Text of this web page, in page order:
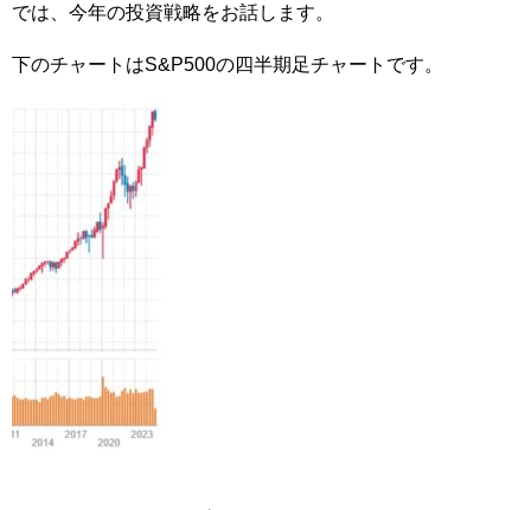
では、今年の投資戦略をお話します。
下のチャートはS&P500の四半期足チャートです。